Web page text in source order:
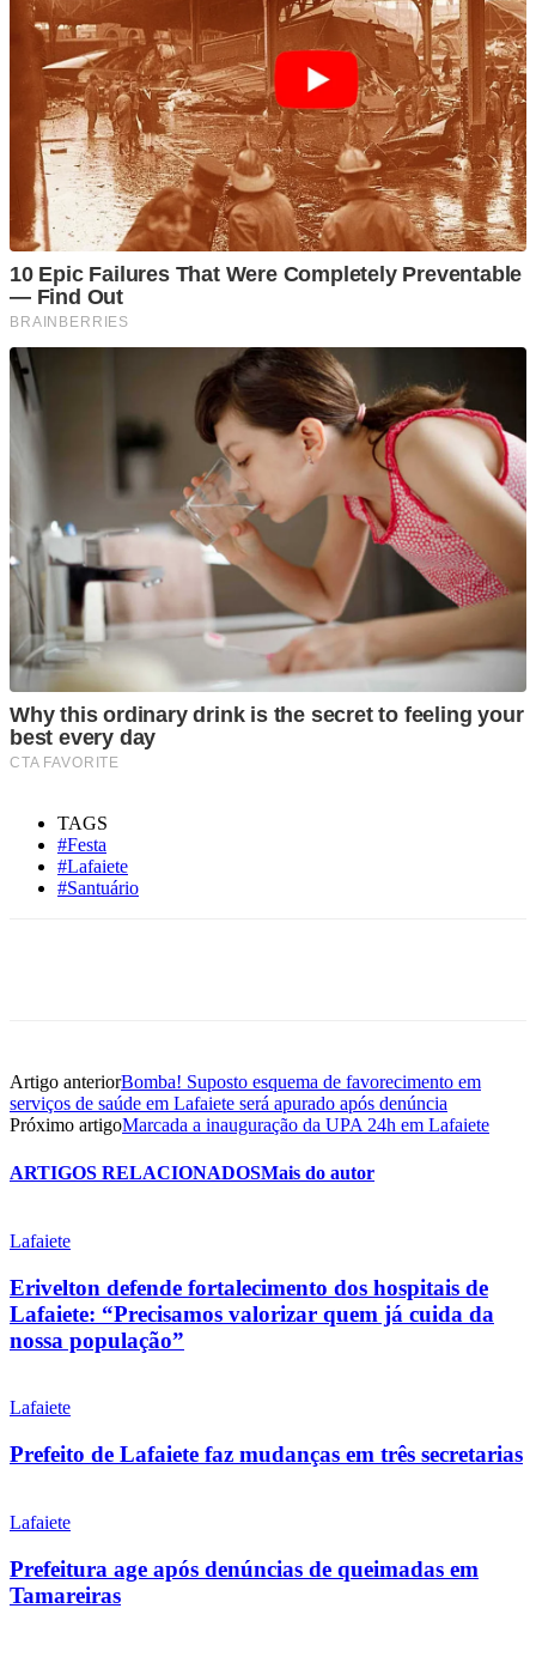
TAGS
#Festa
#Lafaiete
#Santuário
Artigo anteriorBomba! Suposto esquema de favorecimento em
serviços de saúde em Lafaiete será apurado após denúncia
Próximo artigoMarcada a inauguração da UPA 24h em Lafaiete
ARTIGOS RELACIONADOSMais do autor
Lafaiete
Erivelton defende fortalecimento dos hospitais de
Lafaiete: “Precisamos valorizar quem já cuida da
nossa população”
Lafaiete
Prefeito de Lafaiete faz mudanças em três secretarias
Lafaiete
Prefeitura age após denúncias de queimadas em
Tamareiras